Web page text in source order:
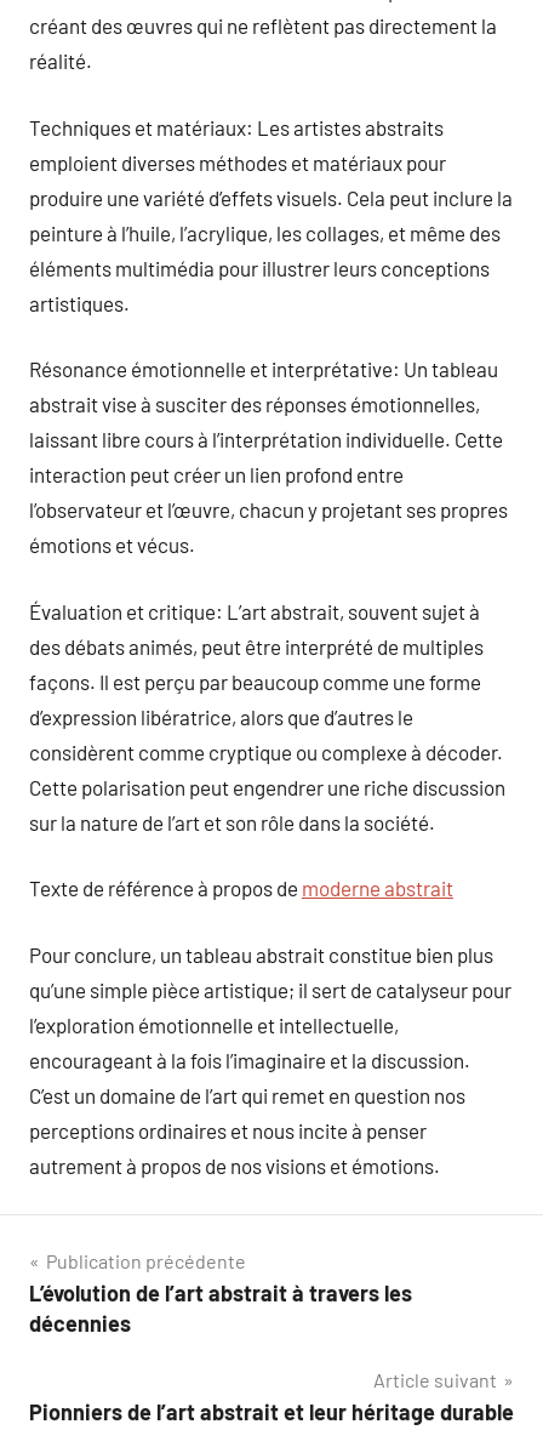
créant des œuvres qui ne reflètent pas directement la
réalité.
Techniques et matériaux: Les artistes abstraits
emploient diverses méthodes et matériaux pour
produire une variété d’effets visuels. Cela peut inclure la
peinture à l’huile, l’acrylique, les collages, et même des
éléments multimédia pour illustrer leurs conceptions
artistiques.
Résonance émotionnelle et interprétative: Un tableau
abstrait vise à susciter des réponses émotionnelles,
laissant libre cours à l’interprétation individuelle. Cette
interaction peut créer un lien profond entre
l’observateur et l’œuvre, chacun y projetant ses propres
émotions et vécus.
Évaluation et critique: L’art abstrait, souvent sujet à
des débats animés, peut être interprété de multiples
façons. Il est perçu par beaucoup comme une forme
d’expression libératrice, alors que d’autres le
considèrent comme cryptique ou complexe à décoder.
Cette polarisation peut engendrer une riche discussion
sur la nature de l’art et son rôle dans la société.
Texte de référence à propos de moderne abstrait
Pour conclure, un tableau abstrait constitue bien plus
qu’une simple pièce artistique; il sert de catalyseur pour
l’exploration émotionnelle et intellectuelle,
encourageant à la fois l’imaginaire et la discussion.
C’est un domaine de l’art qui remet en question nos
perceptions ordinaires et nous incite à penser
autrement à propos de nos visions et émotions.
Navigation
de
Publication précédente
L’évolution de l’art abstrait à travers les
décennies
Article suivant
Pionniers de l’art abstrait et leur héritage durable